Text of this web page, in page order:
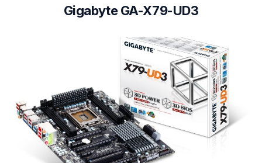
Gigabyte GA-X79-UD3